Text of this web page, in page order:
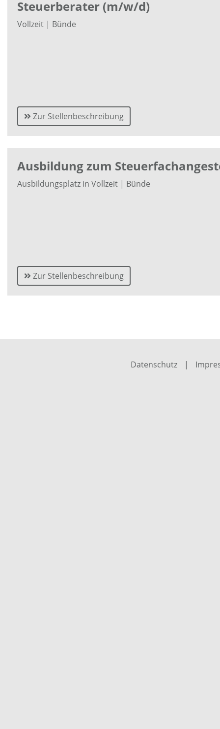
Steuerberater (m/w/d)
Vollzeit | Bünde
Zur Stellenbeschreibung
Ausbildung zum
Ausbildungsplatz in Vollzeit | Bünde
Zur Stellenbeschreibung
Datenschutz |